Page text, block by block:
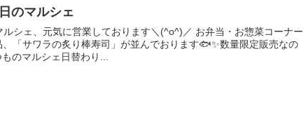
のマルシェ
シェ、元気に営業しております＼(^o^)／ お弁当・お惣菜コーナー
「サワラの炙り棒寿司」が並んでおります🐟✨数量限定販売なの
のマルシェ日替わり...